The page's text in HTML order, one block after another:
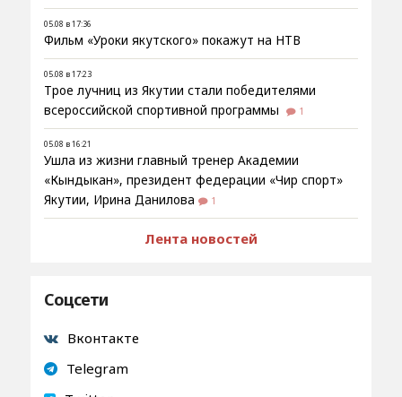
05.08 в 17:36
Фильм «Уроки якутского» покажут на НТВ
05.08 в 17:23
Трое лучниц из Якутии стали победителями
всероссийской спортивной программы
1
05.08 в 16:21
Ушла из жизни главный тренер Академии
«Кындыкан», президент федерации «Чир спорт»
Якутии, Ирина Данилова
1
Лента новостей
Соцсети
Вконтакте
Telegram